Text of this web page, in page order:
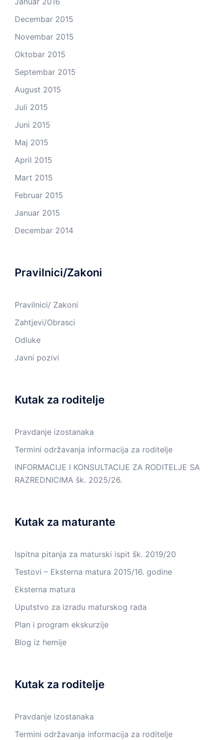
Decembar 2015
Novembar 2015
Oktobar 2015
Septembar 2015
August 2015
Juli 2015
Juni 2015
Maj 2015
April 2015
Mart 2015
Februar 2015
Januar 2015
Decembar 2014
Pravilnici/Zakoni
Pravilnici/ Zakoni
Zahtjevi/Obrasci
Odluke
Javni pozivi
Kutak za roditelje
Pravdanje izostanaka
Termini održavanja informacija za roditelje
INFORMACIJE I KONSULTACIJE ZA RODITELJE SA
RAZREDNICIMA šk. 2025/26.
Kutak za maturante
Ispitna pitanja za maturski ispit šk. 2019/20
Testovi – Eksterna matura 2015/16. godine
Eksterna matura
Uputstvo za izradu maturskog rada
Plan i program ekskurzije
Blog iz hemije
Kutak za roditelje
Pravdanje izostanaka
Termini održavanja informacija za roditelje